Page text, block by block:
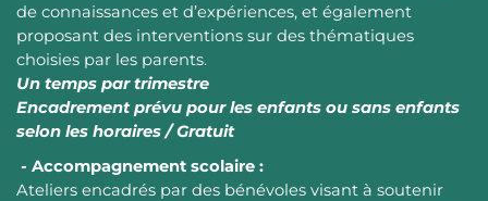
de connaissances et d’expériences, et également
proposant des interventions sur des thématiques
choisies par les parents.
Un temps par trimestre
Encadrement prévu pour les enfants ou sans enfants
selon les horaires / Gratuit
- Accompagnement scolaire :
Ateliers encadrés par des bénévoles visant à soutenir